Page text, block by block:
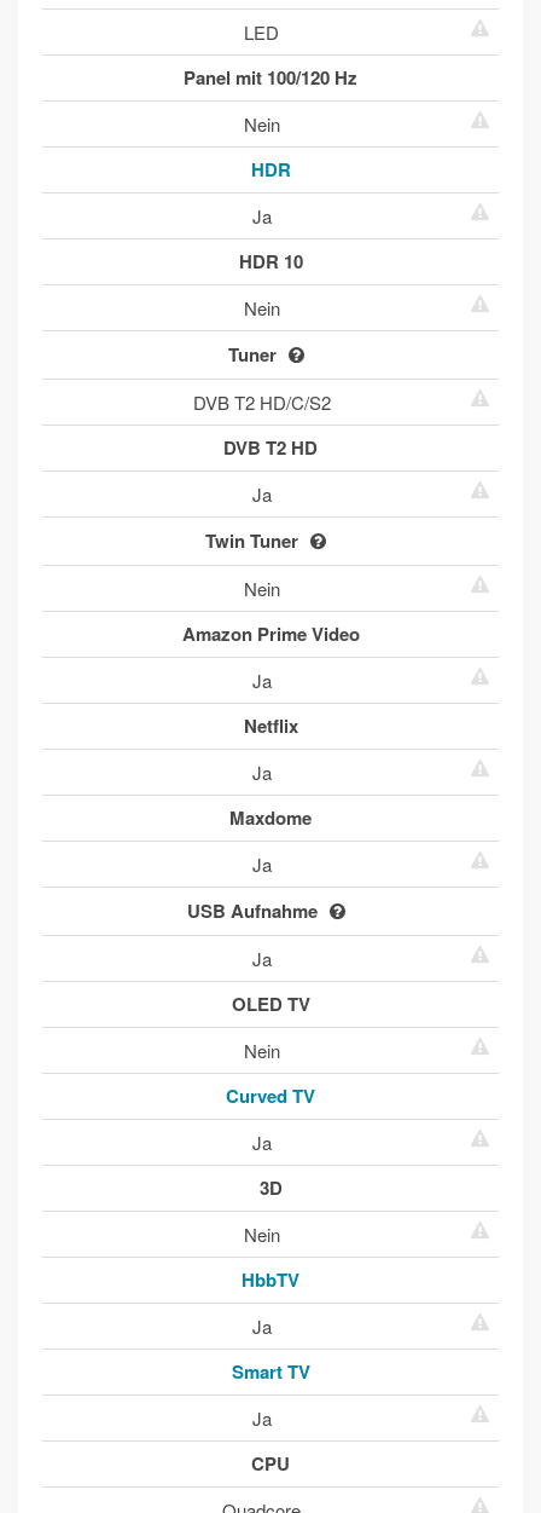
LED
Panel mit 100/120 Hz
Nein
HDR
Ja
HDR 10
Nein
Tuner
DVB T2 HD/C/S2
DVB T2 HD
Ja
Twin Tuner
Nein
Amazon Prime Video
Ja
Netflix
Ja
Maxdome
Ja
USB Aufnahme
Ja
OLED TV
Nein
Curved TV
Ja
3D
Nein
HbbTV
Ja
Smart TV
Ja
CPU